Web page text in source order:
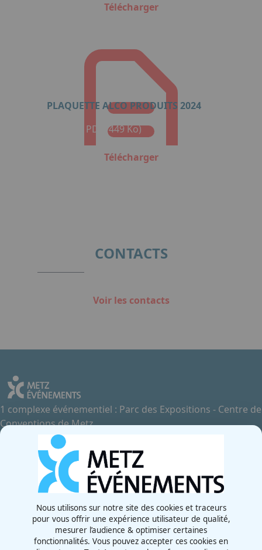
Télécharger
PLAQUETTE ALCO PRODUITS 2024
Format : PDF (449 Ko)
Télécharger
CONTACTS
Voir les contacts
1 complexe événementiel : Parc des Expositions - Centre de
Conventions de Metz
Contactez-nous
+33 3 87 55 66 00
Rue de la Grange aux Bois
57070 - Metz
France
Newsletter
Nous utilisons sur notre site des cookies et traceurs
pour vous offrir une expérience utilisateur de qualité,
mesurer l’audience & optimiser certaines
fonctionnalités. Vous pouvez accepter ces cookies en